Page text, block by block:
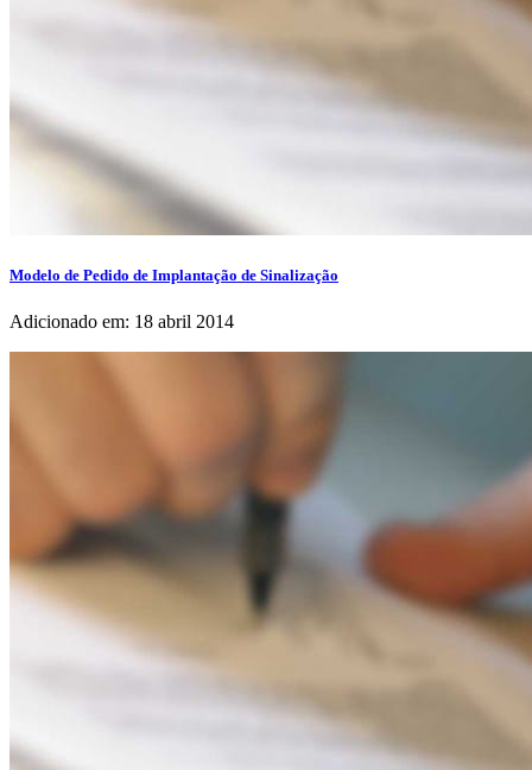
Modelo de Pedido de Implantação de Sinalização
Adicionado em: 18 abril 2014